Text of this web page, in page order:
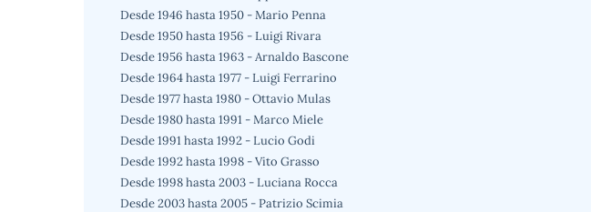
Desde 1946 hasta 1950 - Mario Penna
Desde 1950 hasta 1956 - Luigi Rivara
Desde 1956 hasta 1963 - Arnaldo Bascone
Desde 1964 hasta 1977 - Luigi Ferrarino
Desde 1977 hasta 1980 - Ottavio Mulas
Desde 1980 hasta 1991 - Marco Miele
Desde 1991 hasta 1992 - Lucio Godi
Desde 1992 hasta 1998 - Vito Grasso
Desde 1998 hasta 2003 - Luciana Rocca
Desde 2003 hasta 2005 - Patrizio Scimia